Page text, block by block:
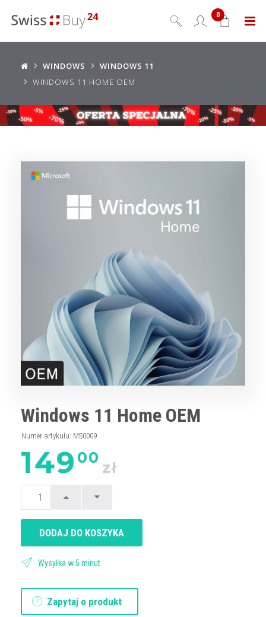
Menu
0
WINDOWS
WINDOWS 11
WINDOWS 11 HOME OEM
Windows 11 Home OEM
Numer artykułu: MS0009
149 00
zł
DODAJ DO KOSZYKA
Wysyłka w 5 minut
Zapytaj o produkt